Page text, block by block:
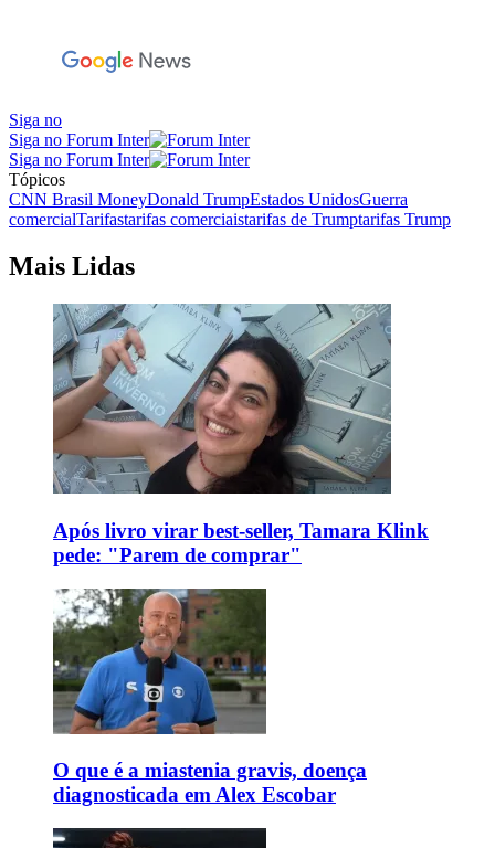
Siga no
Siga no Forum Inter
Siga no Forum Inter
Tópicos
CNN Brasil MoneyDonald TrumpEstados UnidosGuerra
comercialTarifastarifas comerciaistarifas de Trumptarifas Trump
Mais Lidas
Após livro virar best-seller, Tamara Klink
pede: "Parem de comprar"
O que é a miastenia gravis, doença
diagnosticada em Alex Escobar